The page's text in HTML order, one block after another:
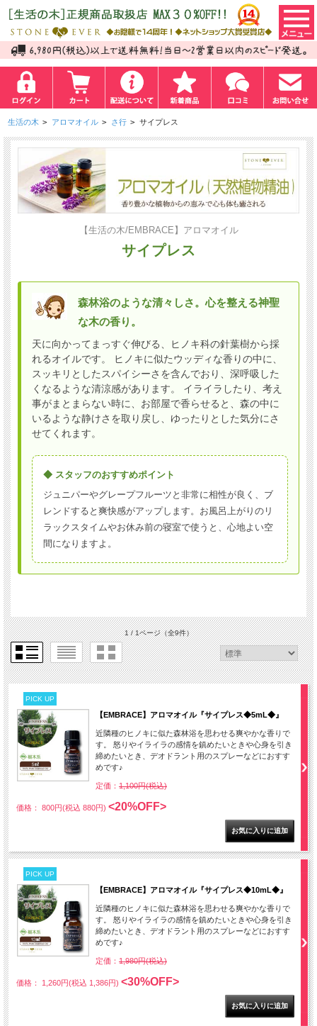
生活の木 > アロマオイル > さ行 > サイプレス
【生活の木/EMBRACE】アロマオイル
サイプレス
森林浴のような清々しさ。心を整える神聖
な木の香り。
天に向かってまっすぐ伸びる、ヒノキ科の針葉樹から採
れるオイルです。 ヒノキに似たウッディな香りの中に、
スッキリとしたスパイシーさを含んでおり、深呼吸した
くなるような清涼感があります。 イライラしたり、考え
事がまとまらない時に、お部屋で香らせると、森の中に
いるような静けさを取り戻し、ゆったりとした気分にさ
せてくれます。
◆ スタッフのおすすめポイント
ジュニパーやグレープフルーツと非常に相性が良く、ブ
レンドすると爽快感がアップします。お風呂上がりのリ
ラックスタイムやお休み前の寝室で使うと、心地よい空
間になりますよ。
1 / 1ページ（全9件）
PICK UP
【EMBRACE】アロマオイル『サイプレス◆5mL◆』
近隣種のヒノキに似た森林浴を思わせる爽やかな香りで
す。 怒りやイライラの感情を鎮めたいときや心身を引き
締めたいとき、デオドラント用のスプレーなどにおすす
めです♪
定価： 1,100円(税込)
価格： 800円(税込 880円) <20%OFF>
PICK UP
【EMBRACE】アロマオイル『サイプレス◆10mL◆』
近隣種のヒノキに似た森林浴を思わせる爽やかな香りで
す。 怒りやイライラの感情を鎮めたいときや心身を引き
締めたいとき、デオドラント用のスプレーなどにおすす
めです♪
定価： 1,980円(税込)
価格： 1,260円(税込 1,386円) <30%OFF>